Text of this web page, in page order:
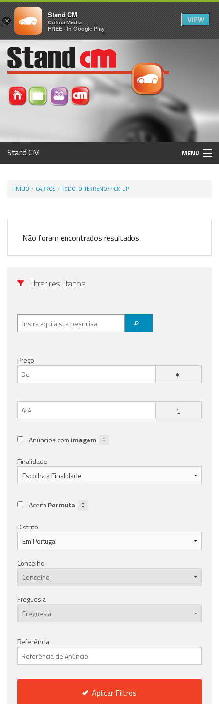
Stand CM MENU
Registo / Login
Anunciar Agora
INÍCIO CARROS TODO-O-TERRENO/PICK-UP
Não foram encontrados resultados.
Filtrar resultados
Preço
€
€
Anúncios com imagem 0
Finalidade
AceitaPermuta 0
Distrito
Concelho
Freguesia
Referência
Aplicar Filtros
×
Stand CM
Cofina Media
FREE - In Google Play
VIEW